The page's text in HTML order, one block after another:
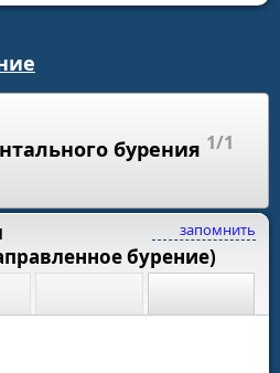
бурения 1/1
запомнить
бурение)